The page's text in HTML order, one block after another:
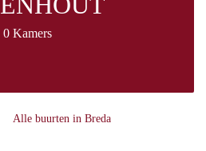
0 Kamers
Alle buurten in Breda